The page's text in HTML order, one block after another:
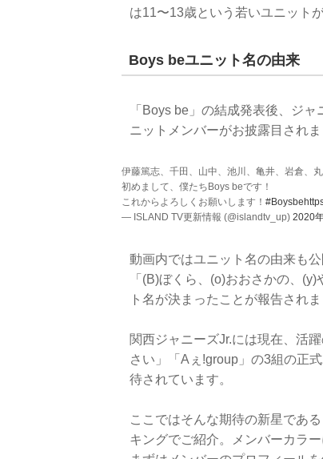
は11〜13歳という若いユニット
Boys beユニット名の由来
「Boys be」の結成発表後、ジ
ニットメンバーがお披露目されま
伊藤篤志、千田、山中、池川、亀井、岩倉、
初めまして、僕たちBoys beです！
これからよろしくお願いします！ #Boysbe
— ISLAND TV更新情報 (@islandtv_up) 2020
動画内ではユニット名の由来も
「(B)ぼくら、(o)おおさかの、
ト名が決まったことが報告されま
関西ジャニーズJr.には現在、活
さい」「Aぇ!group」の3組の正
待されています。
ここではそんな期待の新星であ
キングでご紹介。メンバーカラ